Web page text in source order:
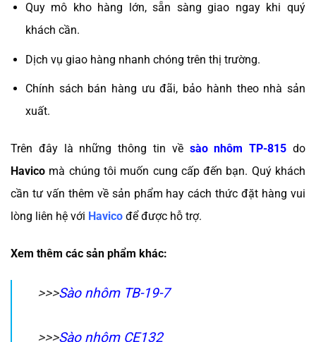
Quy mô kho hàng lớn, sẵn sàng giao ngay khi quý
khách cần.
Dịch vụ giao hàng nhanh chóng trên thị trường.
Chính sách bán hàng ưu đãi, bảo hành theo nhà sản
xuất.
Trên đây là những thông tin về sào nhôm TP-815 do
Havico mà chúng tôi muốn cung cấp đến bạn. Quý khách
cần tư vấn thêm về sản phẩm hay cách thức đặt hàng vui
lòng liên hệ với Havico để được hỗ trợ.
Xem thêm các sản phẩm khác:
>>>Sào nhôm TB-19-7
>>>Sào nhôm CE132